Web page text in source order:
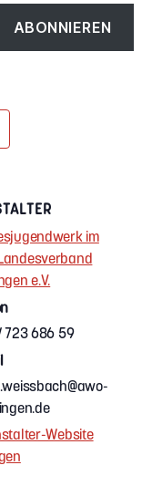
ABONNIEREN
im
e.V.
723 686 59
Website